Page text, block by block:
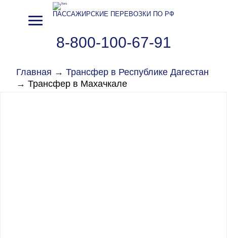
ПАССАЖИРСКИЕ ПЕРЕВОЗКИ ПО РФ
8-800-100-67-91
Главная → Трансфер в Республике Дагестан
→ Трансфер в Махачкале